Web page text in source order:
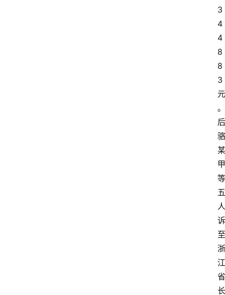
3
4
4
8
8
3
元
。
后
骆
某
甲
等
五
人
诉
至
浙
江
省
长